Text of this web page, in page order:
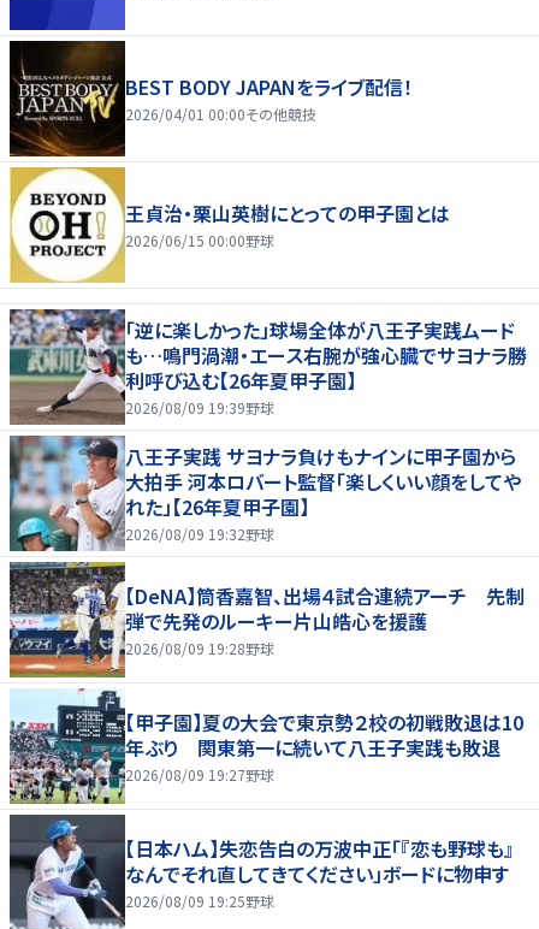
BEST BODY JAPANをライブ配信！
2026/04/01 00:00その他競技
王貞治・栗山英樹にとっての甲子園とは
2026/06/15 00:00野球
「逆に楽しかった」球場全体が八王子実践ムード
も…鳴門渦潮・エース右腕が強心臓でサヨナラ勝
利呼び込む【26年夏甲子園】
2026/08/09 19:39野球
八王子実践 サヨナラ負けもナインに甲子園から
大拍手 河本ロバート監督「楽しくいい顔をしてや
れた」【26年夏甲子園】
2026/08/09 19:32野球
【DeNA】筒香嘉智、出場４試合連続アーチ 先制
弾で先発のルーキー片山皓心を援護
2026/08/09 19:28野球
【甲子園】夏の大会で東京勢２校の初戦敗退は10
年ぶり 関東第一に続いて八王子実践も敗退
2026/08/09 19:27野球
【日本ハム】失恋告白の万波中正「『恋も野球も』
なんでそれ直してきてください」ボードに物申す
2026/08/09 19:25野球